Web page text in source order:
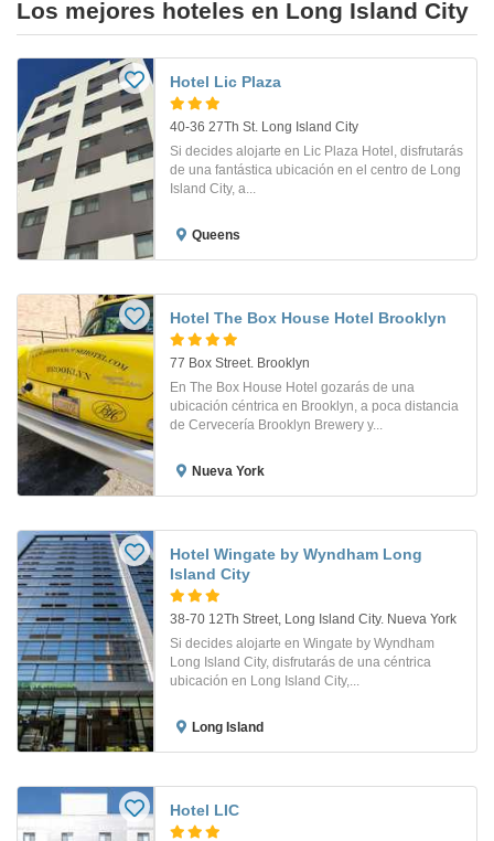
Los mejores hoteles en Long Island City
Hotel Lic Plaza
40-36 27Th St. Long Island City
Si decides alojarte en Lic Plaza Hotel, disfrutarás
de una fantástica ubicación en el centro de Long
Island City, a...
Queens
Hotel The Box House Hotel Brooklyn
77 Box Street. Brooklyn
En The Box House Hotel gozarás de una
ubicación céntrica en Brooklyn, a poca distancia
de Cervecería Brooklyn Brewery y...
Nueva York
Hotel Wingate by Wyndham Long
Island City
38-70 12Th Street, Long Island City. Nueva York
Si decides alojarte en Wingate by Wyndham
Long Island City, disfrutarás de una céntrica
ubicación en Long Island City,...
Long Island
Hotel LIC